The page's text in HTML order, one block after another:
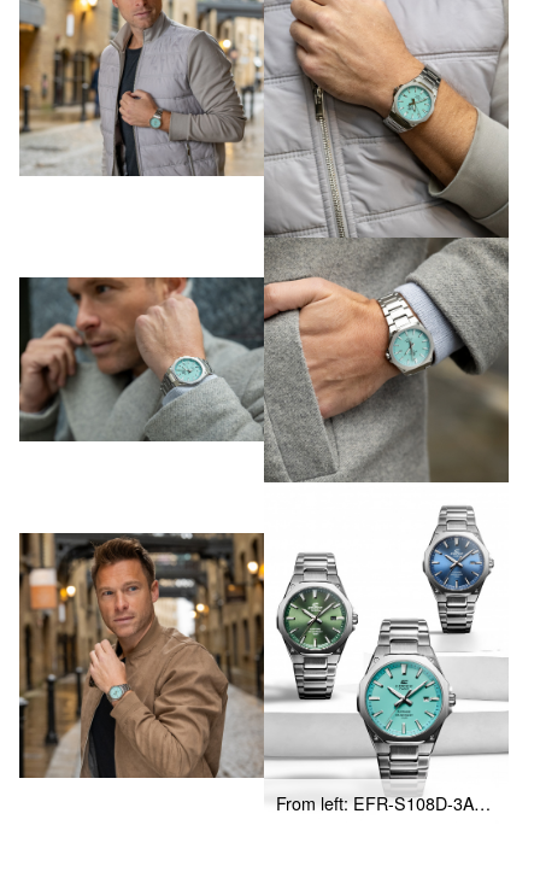
From left: EFR-S108D-3AV, EFR-S108D-2BV, EFR-S108D-2AV